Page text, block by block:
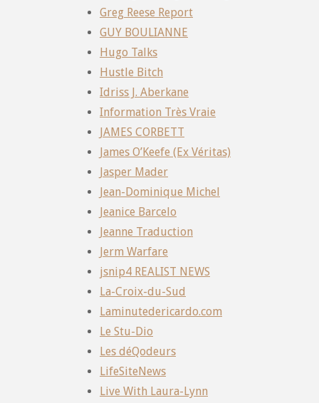
Greg Reese Report
GUY BOULIANNE
Hugo Talks
Hustle Bitch
Idriss J. Aberkane
Information Très Vraie
JAMES CORBETT
James O’Keefe (Ex Véritas)
Jasper Mader
Jean-Dominique Michel
Jeanice Barcelo
Jeanne Traduction
Jerm Warfare
jsnip4 REALIST NEWS
La-Croix-du-Sud
Laminutedericardo.com
Le Stu-Dio
Les déQodeurs
LifeSiteNews
Live With Laura-Lynn